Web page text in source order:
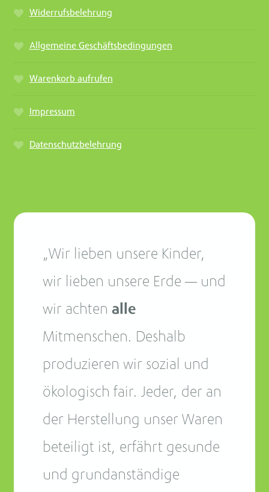
Widerrufsbelehrung
Allgemeine Geschäftsbedingungen
Warenkorb aufrufen
Impressum
Datenschutzbelehrung
„Wir lieben unsere Kinder,
wir lieben unsere Erde — und
wir achten alle
Mitmenschen. Deshalb
produzieren wir sozial und
ökologisch fair. Jeder, der an
der Herstellung unser Waren
beteiligt ist, erfährt gesunde
und grundanständige